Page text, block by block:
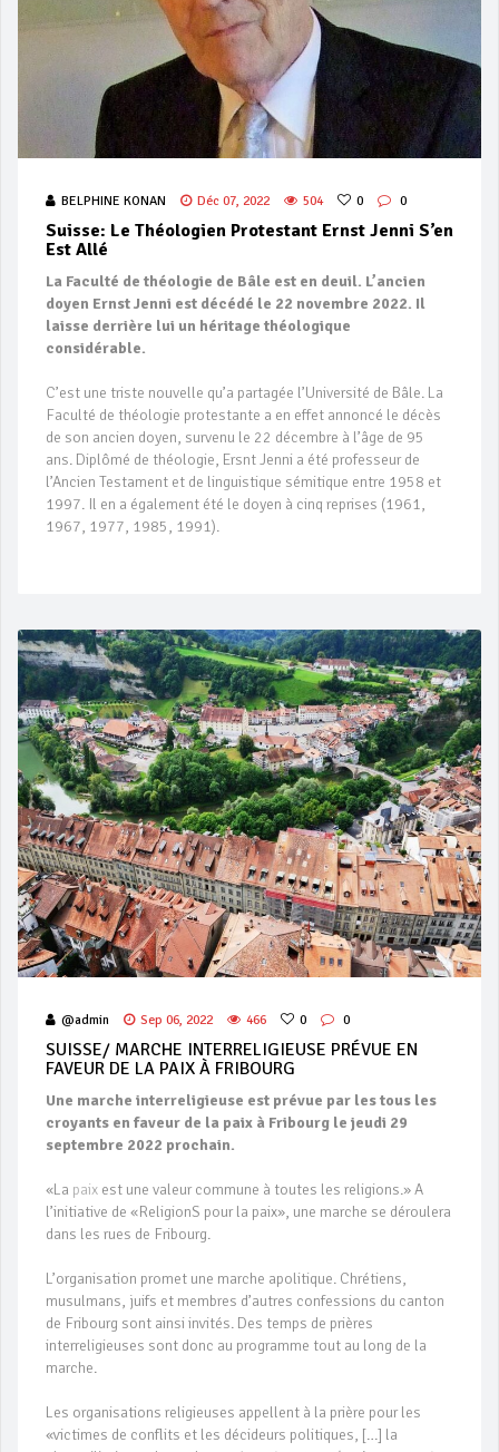
BELPHINE KONAN Déc 07, 2022 504 0 0
Suisse: Le Théologien Protestant Ernst Jenni S’en
Est Allé
La Faculté de théologie de Bâle est en deuil. L’ancien
doyen Ernst Jenni est décédé le 22 novembre 2022. Il
laisse derrière lui un héritage théologique
considérable.
C’est une triste nouvelle qu’a partagée l’Université de Bâle. La
Faculté de théologie protestante a en effet annoncé le décès
de son ancien doyen, survenu le 22 décembre à l’âge de 95
ans. Diplômé de théologie, Ersnt Jenni a été professeur de
l’Ancien Testament et de linguistique sémitique entre 1958 et
1997. Il en a également été le doyen à cinq reprises (1961,
1967, 1977, 1985, 1991).
@admin Sep 06, 2022 466 0 0
SUISSE/ MARCHE INTERRELIGIEUSE PRÉVUE EN
FAVEUR DE LA PAIX À FRIBOURG
Une marche interreligieuse est prévue par les tous les
croyants en faveur de la paix à Fribourg le jeudi 29
septembre 2022 prochain.
«La paix est une valeur commune à toutes les religions.» A
l’initiative de «ReligionS pour la paix», une marche se déroulera
dans les rues de Fribourg.
L’organisation promet une marche apolitique. Chrétiens,
musulmans, juifs et membres d’autres confessions du canton
de Fribourg sont ainsi invités. Des temps de prières
interreligieuses sont donc au programme tout au long de la
marche.
Les organisations religieuses appellent à la prière pour les
«victimes de conflits et les décideurs politiques, […] la